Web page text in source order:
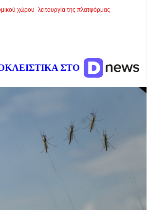
χώρου λειτουργία της πλατφόρμας
ΣΤΟ